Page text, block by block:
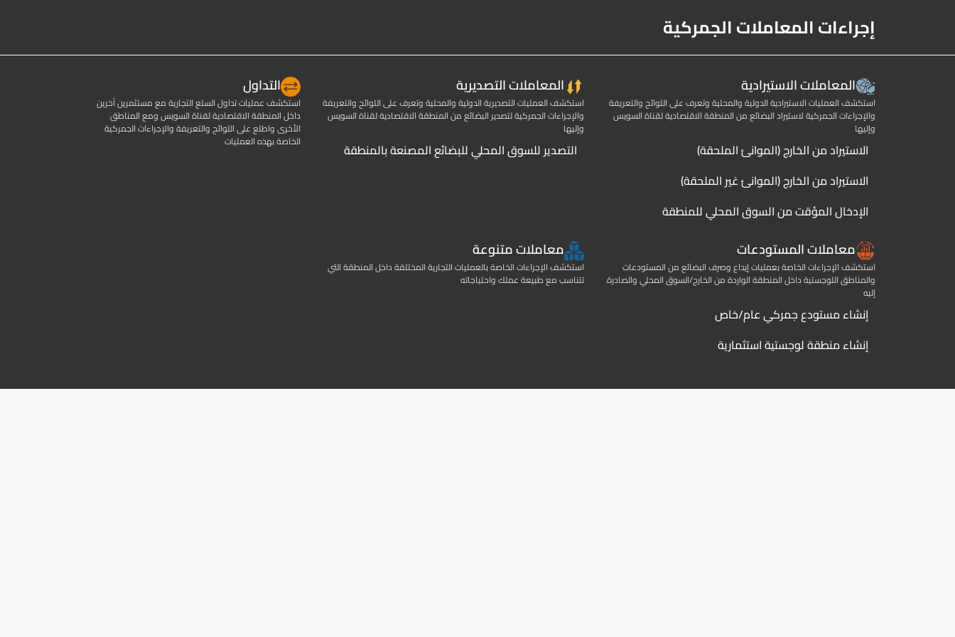
إجراءات المعاملات الجمركية
المعاملات الاستيرادية
استكشف العمليات الاستيرادية الدولية والمحلية وتعرف على اللوائح والتعريفة
والإجراءات الجمركية لاستيراد البضائع من المنطقة الاقتصادية لقناة السويس
وإليها
الاستيراد من الخارج (الموانئ الملحقة)
الاستيراد من الخارج (الموانئ غير الملحقة)
الإدخال المؤقت من السوق المحلي للمنطقة
المعاملات التصديرية
استكشف العمليات التصديرية الدولية والمحلية وتعرف على اللوائح والتعريفة
والإجراءات الجمركية لتصدير البضائع من المنطقة الاقتصادية لقناة السويس
وإليها
التصدير للسوق المحلي للبضائع المصنعة بالمنطقة
التداول
استكشف عمليات تداول السلع التجارية مع مستثمرين آخرين
داخل المنطقة الاقتصادية لقناة السويس ومع المناطق
الأخرى واطلع على اللوائح والتعريفة والإجراءات الجمركية
الخاصة بهذه العمليات
معاملات المستودعات
استكشف الإجراءات الخاصة بعمليات إيداع وصرف البضائع من المستودعات
والمناطق اللوجستية داخل المنطقة الواردة من الخارج/السوق المحلي والصادرة
إليه
إنشاء مستودع جمركي عام/خاص
إنشاء منطقة لوجستية استثمارية
معاملات متنوعة
استكشف الإجراءات الخاصة بالعمليات التجارية المختلقة داخل المنطقة التي
تتناسب مع طبيعة عملك واحتياجاته